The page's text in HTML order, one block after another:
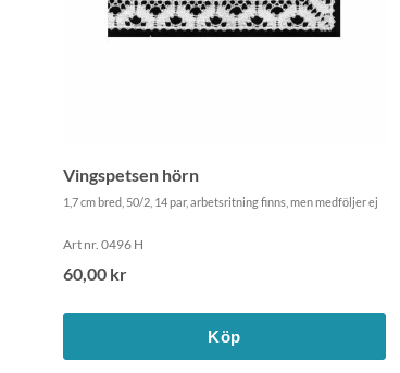
Vingspetsen hörn
1,7 cm bred, 50/2, 14 par, arbetsritning finns, men medföljer ej
Art nr. 0496 H
60,00 kr
Köp